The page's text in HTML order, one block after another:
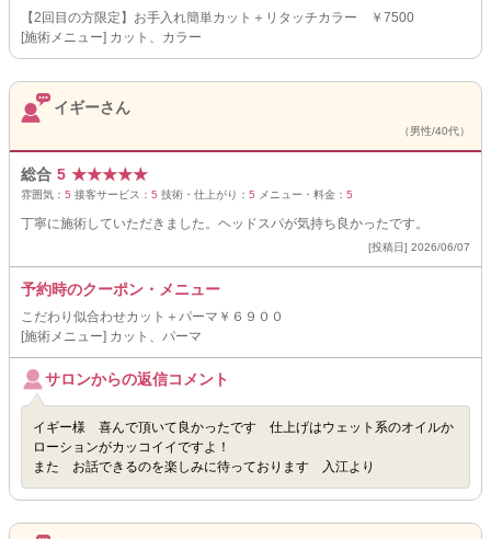
【2回目の方限定】お手入れ簡単カット＋リタッチカラー ￥7500
[施術メニュー] カット、カラー
イギーさん
（男性/40代）
総合 5 ★★★★★
雰囲気： 5 接客サービス： 5 技術・仕上がり： 5 メニュー・料金： 5
丁寧に施術していただきました。ヘッドスパが気持ち良かったです。
[投稿日] 2026/06/07
予約時のクーポン・メニュー
こだわり似合わせカット＋パーマ￥６９００
[施術メニュー] カット、パーマ
サロンからの返信コメント
イギー様 喜んで頂いて良かったです 仕上げはウェット系のオイルか
ローションがカッコイイですよ！
また お話できるのを楽しみに待っております 入江より